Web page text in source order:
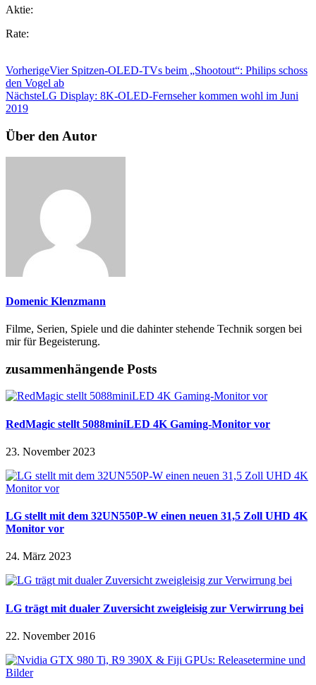
Aktie:
Rate:
VorherigeVier Spitzen-OLED-TVs beim „Shootout“: Philips schoss
den Vogel ab
NächsteLG Display: 8K-OLED-Fernseher kommen wohl im Juni
2019
Über den Autor
Domenic Klenzmann
Filme, Serien, Spiele und die dahinter stehende Technik sorgen bei
mir für Begeisterung.
zusammenhängende Posts
RedMagic stellt 5088miniLED 4K Gaming-Monitor vor
23. November 2023
LG stellt mit dem 32UN550P-W einen neuen 31,5 Zoll UHD 4K
Monitor vor
24. März 2023
LG trägt mit dualer Zuversicht zweigleisig zur Verwirrung bei
22. November 2016